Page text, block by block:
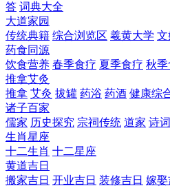
答 词典大全
大道家园
传统典籍 综合浏览区 羲黄大学 文
药食同源
饮食营养 春季食疗 夏季食疗 秋季
推拿艾灸
推拿 艾灸 拔罐 药浴 药酒 健康综
诸子百家
儒家 历史探究 宗祠传统 道家 诗
生肖星座
十二生肖 十二星座
黄道吉日
搬家吉日 开业吉日 装修吉日 嫁娶